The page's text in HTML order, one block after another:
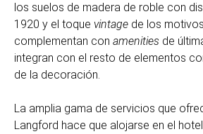
los suelos de madera de roble con
1920 y el toque vintage de los
complementan con amenities de
integran con el resto de elementos
de la decoración.
La amplia gama de servicios que
Langford hace que alojarse en el